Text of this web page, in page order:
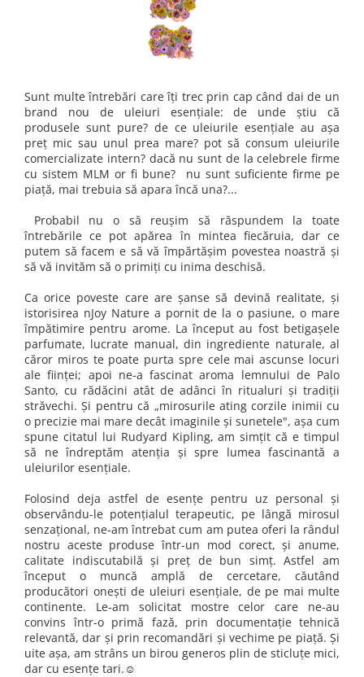
Rose - instrumentul iubirii
Chakrele si Uleiurile Esentiale
Uleiul esențial de Ravintsara
Lună plină, bine ai revenit, te simt
Uleiul esenţial de Tămâie
Cum integrăm uleiurile esențiale în
viața de zi cu zi ?
8 Mituri despre uleiurile esențiale
Crăciun iubit, bine ai venit!
Ghidul Uleiurilor Esentiale
Ce trebuie sa stim atunci cand
folosim Uleiuri Esentiale
TOP 6 uleiuri Esentiale pentru a
combate Depresia
Imbratiseaza Toamna
Aromele Sarbatorilor de Iarna
Self love* In Asteptarea Soarelui
Pericole_vs_beneficii
Sunt multe întrebări care îţi trec prin cap când dai de un
brand nou de uleiuri esenţiale: de unde ştiu că
produsele sunt pure? de ce uleiurile esenţiale au aşa
preţ mic sau unul prea mare? pot să consum uleiurile
comercializate intern? dacă nu sunt de la celebrele firme
cu sistem MLM or fi bune? nu sunt suficiente firme pe
piaţă, mai trebuia să apara încă una?...
Probabil nu o să reuşim să răspundem la toate
întrebările ce pot apărea în mintea fiecăruia, dar ce
putem să facem e să vă împărtăşim povestea noastră şi
să vă invităm să o primiţi cu inima deschisă.
Ca orice poveste care are şanse să devină realitate, şi
istorisirea nJoy Nature a pornit de la o pasiune, o mare
împătimire pentru arome. La început au fost betigaşele
parfumate, lucrate manual, din ingrediente naturale, al
căror miros te poate purta spre cele mai ascunse locuri
ale fiinţei; apoi ne-a fascinat aroma lemnului de Palo
Santo, cu rădăcini atât de adânci în ritualuri şi tradiţii
străvechi. Şi pentru că „mirosurile ating corzile inimii cu
o precizie mai mare decât imaginile şi sunetele", aşa cum
spune citatul lui Rudyard Kipling, am simţit că e timpul
să ne îndreptăm atenţia şi spre lumea fascinantă a
uleiurilor esenţiale.
Folosind deja astfel de esenţe pentru uz personal şi
observându-le potenţialul terapeutic, pe lângă mirosul
senzaţional, ne-am întrebat cum am putea oferi la rândul
nostru aceste produse într-un mod corect, şi anume,
calitate indiscutabilă şi preţ de bun simţ. Astfel am
început o muncă amplă de cercetare, căutând
producători oneşti de uleiuri esenţiale, de pe mai multe
continente. Le-am solicitat mostre celor care ne-au
convins într-o primă fază, prin documentaţie tehnică
relevantă, dar şi prin recomandări şi vechime pe piaţă. Şi
uite aşa, am strâns un birou generos plin de sticluţe mici,
dar cu esenţe tari.☺